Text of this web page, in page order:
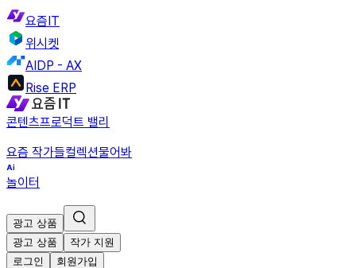
요즘IT
위시켓
AIDP - AX
Rise ERP
콘텐츠프로덕트 밸리
요즘 작가들컬렉션물어봐
놀이터
광고 상품
광고 상품
작가 지원
로그인
회원가입